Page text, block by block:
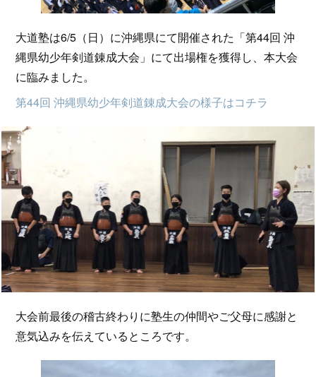
大道塾は6/5（日）に沖縄県にて開催された「第44回 沖
縄県幼少年剣道錬成大会」にて出場権を獲得し、本大会
に臨みました。
第44回 沖縄県幼少年剣道錬成大会の様子はコチラ
大会前最後の稽古終わりに塾生の仲間やご父母に感謝と
意気込みを伝えているところです。